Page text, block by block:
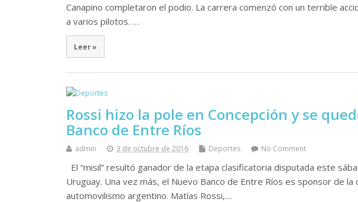
Canapino completaron el podio. La carrera comenzó con un terrible
a varios pilotos. …
Leer »
Rossi hizo la pole en Concepción y se
Banco de Entre Ríos
admin 3 de octubre de 2016 Deportes No Comment
El “misil” resultó ganador de la etapa clasificatoria disputada este
Uruguay. Una vez más, el Nuevo Banco de Entre Ríos es sponsor de
automovilismo argentino. Matías Rossi,…